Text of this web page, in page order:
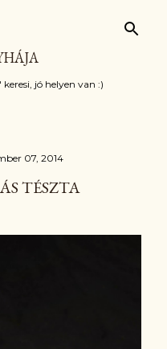
jó helyen van :)
07, 2014
TÉSZTA